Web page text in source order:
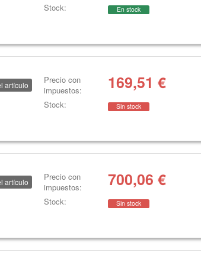
Stock: En stock
artículo
Precio con
impuestos:
169,51 €
Stock: Sin stock
artículo
Precio con
impuestos:
700,06 €
Stock: Sin stock